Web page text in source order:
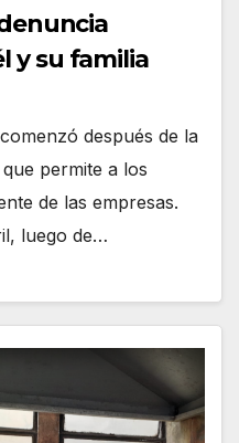
y su familia
después de la
permite a los
de las empresas.
luego de…